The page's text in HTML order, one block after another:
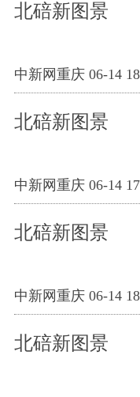
北碚新图景
中新网重庆 06-14
北碚新图景
中新网重庆 06-14
北碚新图景
中新网重庆 06-14
北碚新图景